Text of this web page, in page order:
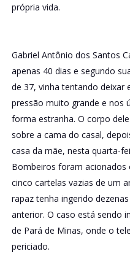
própria vida.
Gabriel Antônio dos Santos
apenas 40 dias e segundo
de 37, vinha tentando deixar
pressão muito grande e nos
forma estranha. O corpo
sobre a cama do casal,
casa da mãe, nesta quarta-
Bombeiros foram
cinco cartelas vazias de um
rapaz tenha ingerido
anterior. O caso está sendo
de Pará de Minas, onde o
periciado.